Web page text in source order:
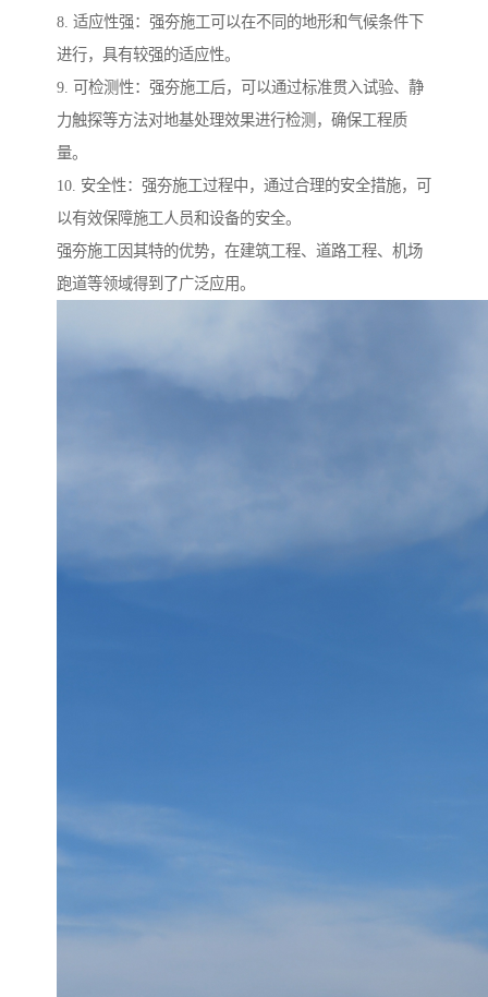
8. 适应性强：强夯施工可以在不同的地形和气候条件下
进行，具有较强的适应性。
9. 可检测性：强夯施工后，可以通过标准贯入试验、静
力触探等方法对地基处理效果进行检测，确保工程质
量。
10. 安全性：强夯施工过程中，通过合理的安全措施，可
以有效保障施工人员和设备的安全。
强夯施工因其特的优势，在建筑工程、道路工程、机场
跑道等领域得到了广泛应用。